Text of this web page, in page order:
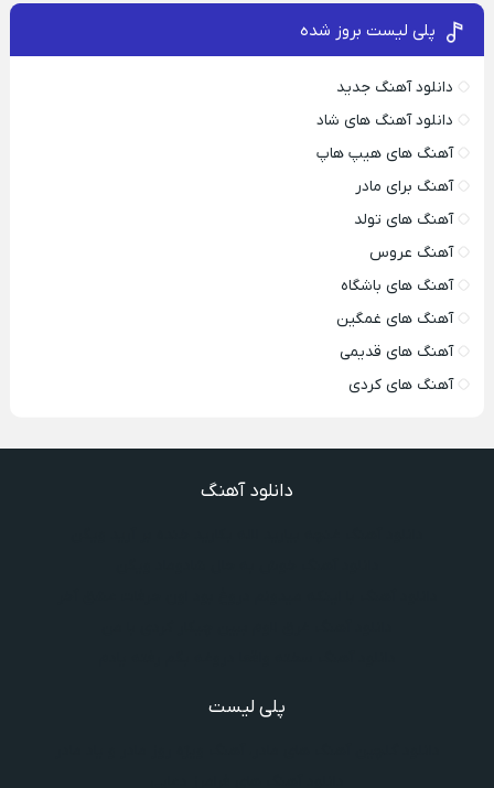
پلی لیست بروز شده
دانلود آهنگ جدید
دانلود آهنگ های شاد
آهنگ های هیپ هاپ
آهنگ برای مادر
آهنگ های تولد
آهنگ عروس
آهنگ های باشگاه
آهنگ های غمگین
آهنگ های قدیمی
آهنگ های کردی
دانلود آهنگ
پلی لیست